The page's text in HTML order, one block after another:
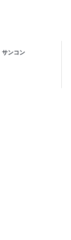
サンコン